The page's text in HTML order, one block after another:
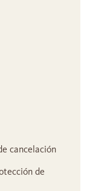
cancelación
de